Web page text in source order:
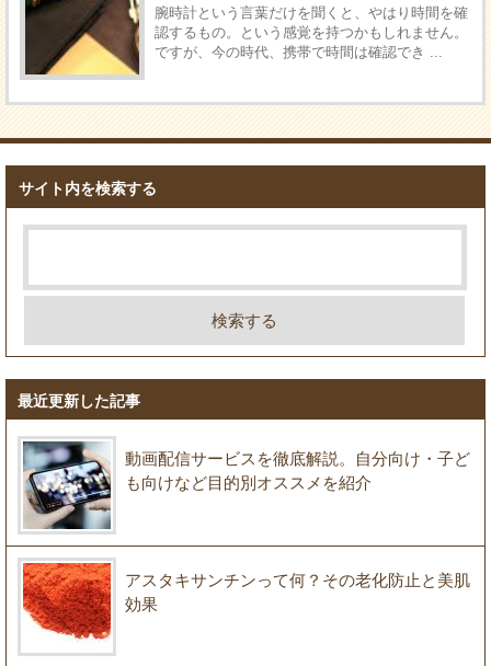
腕時計という言葉だけを聞くと、やはり時間を確
認するもの。という感覚を持つかもしれません。
ですが、今の時代、携帯で時間は確認でき ...
サイト内を検索する
最近更新した記事
動画配信サービスを徹底解説。自分向け・子ど
も向けなど目的別オススメを紹介
アスタキサンチンって何？その老化防止と美肌
効果